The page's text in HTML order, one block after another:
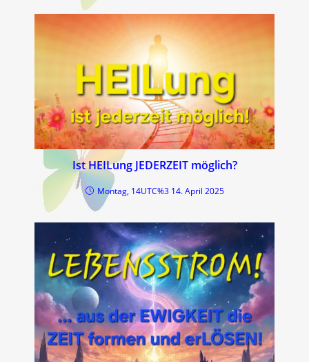
Ist HEILung JEDERZEIT möglich?
Montag, 14UTC%3 14. April 2025